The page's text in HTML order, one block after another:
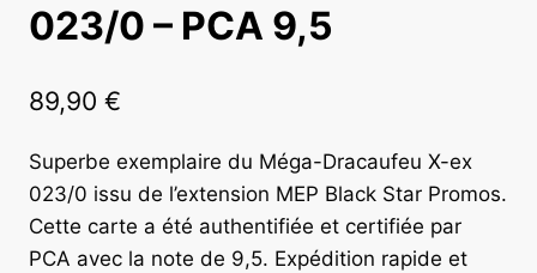
023/0 – PCA 9,5
89,90 €
Superbe exemplaire du Méga-Dracaufeu X-ex
023/0 issu de l’extension MEP Black Star Promos.
Cette carte a été authentifiée et certifiée par
PCA avec la note de 9,5. Expédition rapide et